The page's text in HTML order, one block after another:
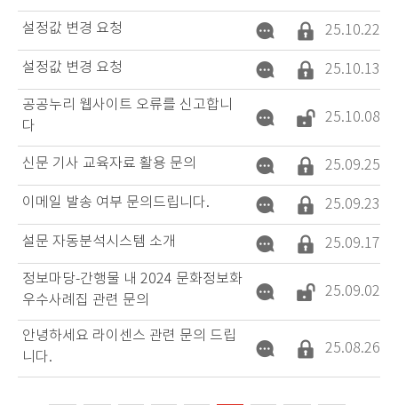
설정값 변경 요청 25.10.22
설정값 변경 요청 25.10.13
공공누리 웹사이트 오류를 신고합니
다
25.10.08
신문 기사 교육자료 활용 문의 25.09.25
이메일 발송 여부 문의드립니다. 25.09.23
설문 자동분석시스템 소개 25.09.17
정보마당-간행물 내 2024 문화정보화
우수사례집 관련 문의
25.09.02
안녕하세요 라이센스 관련 문의 드립
니다.
25.08.26